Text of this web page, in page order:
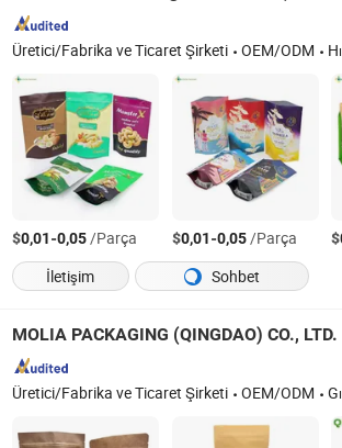
Üretici/Fabrika ve Ticaret Şirketi OEM/ODM
$0,01-0,05/Parça $0,01-0,05/Parça $
İletişim
Sohbet
MOLIA PACKAGING (QINGDAO) CO., LTD.
Üretici/Fabrika ve Ticaret Şirketi OEM/ODM Gıda Ambalaj